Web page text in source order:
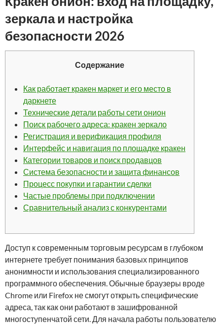
зеркала и настройка
безопасности 2026
Содержание
Как работает кракен маркет и его место в
даркнете
Технические детали работы сети онион
Поиск рабочего адреса: кракен зеркало
Регистрация и верификация профиля
Интерфейс и навигация по площадке кракен
Категории товаров и поиск продавцов
Система безопасности и защита финансов
Процесс покупки и гарантии сделки
Частые проблемы при подключении
Сравнительный анализ с конкурентами
Доступ к современным торговым ресурсам в глубоком
интернете требует понимания базовых принципов
анонимности и использования специализированного
программного обеспечения. Обычные браузеры вроде
Chrome или Firefox не смогут открыть специфические
адреса, так как они работают в зашифрованной
многоступенчатой сети. Для начала работы пользователю